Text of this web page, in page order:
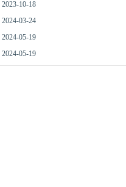
2023-10-18
2024-03-24
2024-05-19
2024-05-19